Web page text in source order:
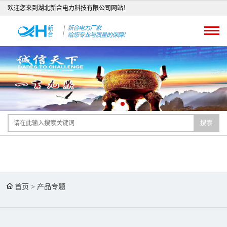
欢迎您来到湖北新合电力科技有限公司网站！
搜索
首页 > 产品专题